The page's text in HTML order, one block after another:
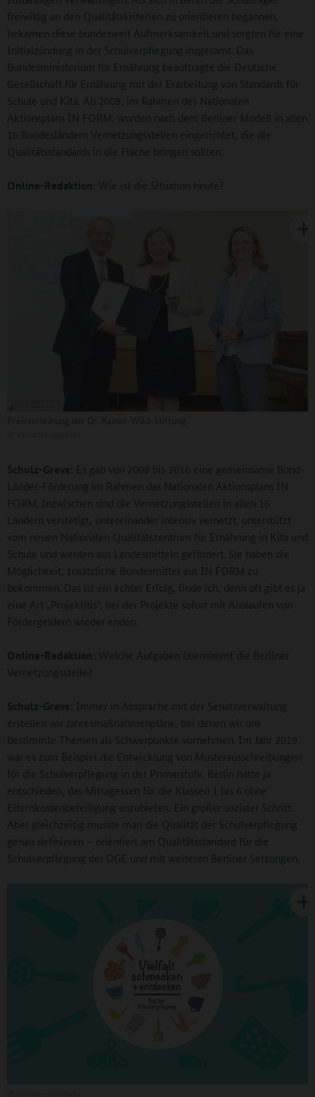
freiwillig an den Qualitätskriterien zu orientieren begannen,
bekamen diese bundesweit Aufmerksamkeit und sorgten für eine
Initialzündung in der Schulverpflegung insgesamt. Das
Bundesministerium für Ernährung beauftragte die Deutsche
Gesellschaft für Ernährung mit der Erarbeitung von Standards für
Schule und Kita. Ab 2008, im Rahmen des Nationalen
Aktionsplans IN FORM, wurden nach dem Berliner Modell in allen
16 Bundesländern Vernetzungsstellen eingerichtet, die die
Qualitätsstandards in die Fläche bringen sollten.
Online-Redaktion: Wie ist die Situation heute?
Schulz-Greve: Es gab von 2008 bis 2016 eine gemeinsame Bund-
Länder-Förderung im Rahmen das Nationalen Aktionsplans IN
FORM. Inzwischen sind die Vernetzungsstellen in allen 16
Ländern verstetigt, untereinander intensiv vernetzt, unterstützt
vom neuen Nationalen Qualitätszentrum für Ernährung in Kita und
Schule und werden aus Landesmitteln gefördert. Sie haben die
Möglichkeit, zusätzliche Bundesmittel aus IN FORM zu
bekommen. Das ist ein echter Erfolg, finde ich, denn oft gibt es ja
eine Art „Projektitis“, bei der Projekte sofort mit Auslaufen von
Fördergeldern wieder enden.
Online-Redaktion: Welche Aufgaben übernimmt die Berliner
Vernetzungsstelle?
Schulz-Greve: Immer in Absprache mit der Senatsverwaltung
erstellen wir Jahresmaßnahmenpläne, bei denen wir uns
bestimmte Themen als Schwerpunkte vornehmen. Im Jahr 2019
war es zum Beispiel die Entwicklung von Musterausschreibungen
für die Schulverpflegung in der Primarstufe. Berlin hatte ja
entschieden, das Mittagessen für die Klassen 1 bis 6 ohne
Elternkostenbeteiligung anzubieten. Ein großer sozialer Schritt.
Aber gleichzeitig musste man die Qualität der Schulverpflegung
genau definieren – orientiert am Qualitätsstandard für die
Schulverpflegung der DGE und mit weiteren Berliner Setzungen.